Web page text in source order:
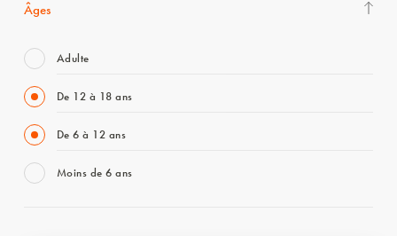
Âges
Adulte
De 12 à 18 ans
De 6 à 12 ans
Moins de 6 ans